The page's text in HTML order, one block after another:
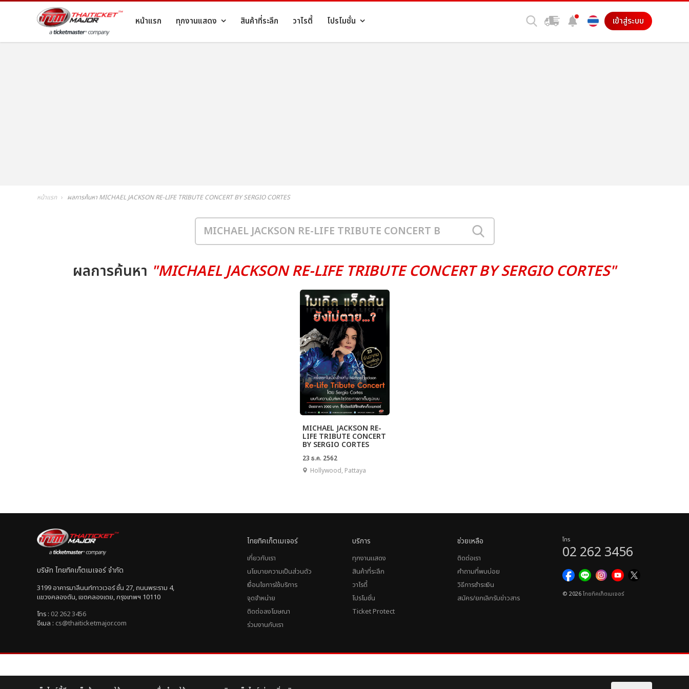
หน้าแรก ทุกงานแสดง สินค้าที่ระลึก วาไรตี้ โปรโมชั่น เข้าสู่ระบบ
หน้าแรก ผลการค้นหา MICHAEL JACKSON RE-LIFE TRIBUTE CONCERT BY SERGIO CORTES
ผลการค้นหา "MICHAEL JACKSON RE-LIFE TRIBUTE CONCERT BY SERGIO CORTES"
MICHAEL JACKSON RE-
LIFE TRIBUTE CONCERT
BY SERGIO CORTES
23 ธ.ค. 2562
Hollywood, Pattaya
บริษัท ไทยทิคเก็ตเมเจอร์ จำกัด
3199 อาคารมาลีนนท์ทาวเวอร์ ชั้น 27, ถนนพระราม 4,
แขวงคลองตัน, เขตคลองเตย, กรุงเทพฯ 10110
โทร : 02 262 3456
อีเมล : cs@thaiticketmajor.com
ไทยทิคเก็ตเมเจอร์
เกี่ยวกับเรา
นโยบายความเป็นส่วนตัว
เงื่อนไขการใช้บริการ
จุดจำหน่าย
ติดต่อลงโฆษณา
ร่วมงานกับเรา
บริการ
ทุกงานแสดง
สินค้าที่ระลึก
วาไรตี้
โปรโมชั่น
Ticket Protect
ช่วยเหลือ
ติดต่อเรา
คำถามที่พบบ่อย
วิธีการชำระเงิน
สมัคร/ยกเลิกรับข่าวสาร
โทร
02 262 3456
© 2026ไทยทิคเก็ตเมเจอร์